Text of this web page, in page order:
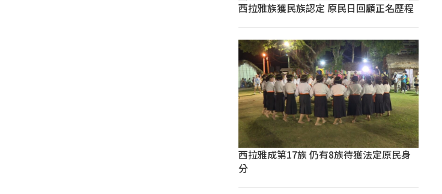
西拉雅族獲民族認定 原民日回顧正名歷程
西拉雅成第17族 仍有8族待獲法定原民身
分